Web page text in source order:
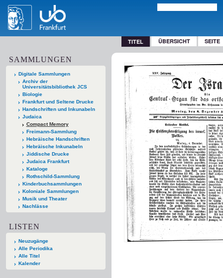
TITEL ÜBERSICHT SEITE
SAMMLUNGEN
Digitale Sammlungen
Archiv der
Universitätsbibliothek JCS
Biologie
Frankfurt und Seltene Drucke
Handschriften und Inkunabeln
Judaica
Compact Memory
Freimann-Sammlung
Hebräische Handschriften
Hebräische Inkunabeln
Jiddische Drucke
Judaica Frankfurt
Kataloge
Rothschild-Sammlung
Kinderbuchsammlungen
Koloniale Sammlungen
Musik und Theater
Nachlässe
LISTEN
Neuzugänge
Alle Periodika
Alle Titel
Kalender